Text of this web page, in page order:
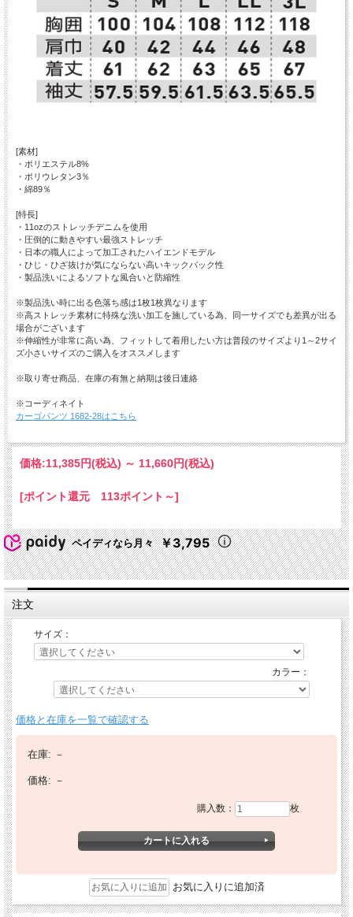
[素材]
・ポリエステル8%
・ポリウレタン3％
・綿89％
[特長]
・11ozのストレッチデニムを使用
・圧倒的に動きやすい最強ストレッチ
・日本の職人によって加工されたハイエンドモデル
・ひじ・ひざ抜けが気にならない高いキックバック性
・製品洗いによるソフトな風合いと防縮性
※製品洗い時に出る色落ち感は1枚1枚異なります
※高ストレッチ素材に特殊な洗い加工を施している為、同一サイズでも差異が出る
場合がございます
※伸縮性が非常に高い為、フィットして着用したい方は普段のサイズより1～2サイ
ズ小さいサイズのご購入をオススメします
※取り寄せ商品、在庫の有無と納期は後日連絡
※コーディネイト
カーゴパンツ 1682-28はこちら
価格:11,385円(税込) ～ 11,660円(税込)
[ポイント還元 113ポイント～]
ペイディなら月々 ￥3,795
注文
サイズ：
カラー：
価格と在庫を一覧で確認する
在庫: －
価格: －
購入数： 枚
お気に入りに追加済